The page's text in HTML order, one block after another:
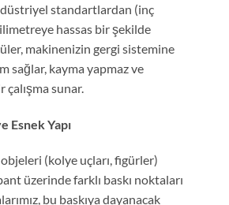
standartlardan (inç
hassas bir şekilde
makinenizin gergi sistemine
sağlar, kayma yapmaz ve
sunar.
Esnek Yapı
(kolye uçları, figürler)
üzerinde farklı baskı noktaları
bu baskıya dayanacak